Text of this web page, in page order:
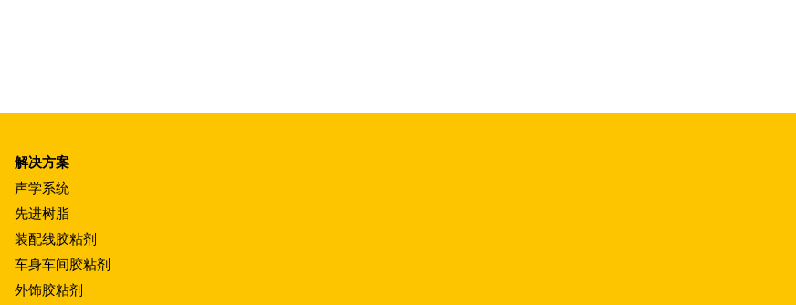
解决方案
声学系统
先进树脂
装配线胶粘剂
车身车间胶粘剂
外饰胶粘剂